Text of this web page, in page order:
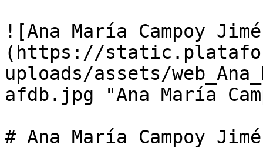
![Ana María Campoy
(https://
uploads/assets/
afdb.jpg "Ana María
# Ana María Campoy